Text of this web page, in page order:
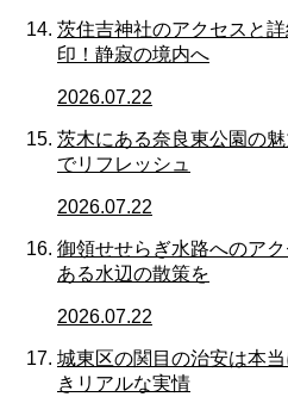
茨住吉神社のアクセスと
印！静寂の境内へ
2026.07.22
茨木にある奈良東公園の
でリフレッシュ
2026.07.22
御領せせらぎ水路へのア
ある水辺の散策を
2026.07.22
城東区の関目の治安は本
きリアルな実情